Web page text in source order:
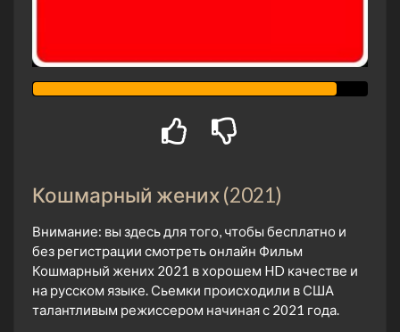
Кошмарный жених (2021)
Внимание: вы здесь для того, чтобы бесплатно и
без регистрации смотреть онлайн Фильм
Кошмарный жених 2021 в хорошем HD качестве и
на русском языке. Сьемки происходили в США
талантливым режиссером начиная с 2021 года.